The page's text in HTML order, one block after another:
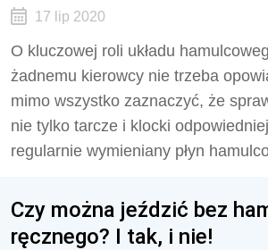
17 lip 2020
O kluczowej roli układu
żadnemu kierowcy nie trzeba
mimo wszystko zaznaczyć, że
nie tylko tarcze i klocki
regularnie wymieniany płyn
Czy można jeździć bez
ręcznego? I tak, i nie!